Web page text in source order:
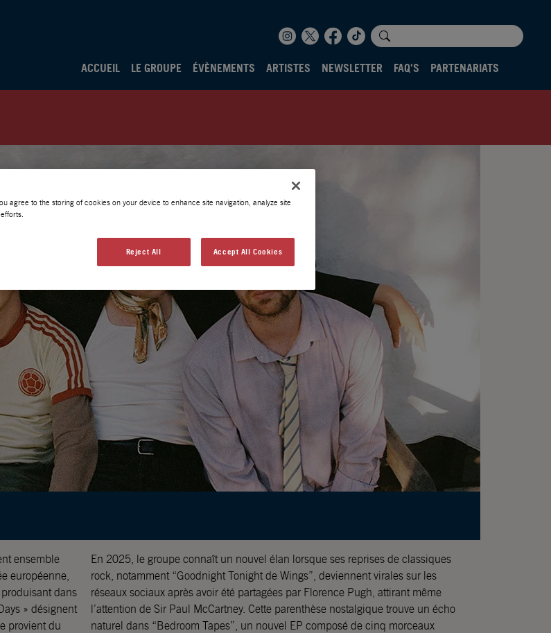
ACCUEIL LE GROUPE ÉVÈNEMENTS ARTISTES NEWSLETTER FAQ'S PARTENARIATS
ensemble
européenne,
dans
» désignent
provient du
En 2025, le groupe connaît un nouvel élan lorsque ses reprises de classiques
rock, notamment “Goodnight Tonight de Wings”, deviennent virales sur les
réseaux sociaux après avoir été partagées par Florence Pugh, attirant même
l’attention de Sir Paul McCartney. Cette parenthèse nostalgique trouve un écho
naturel dans “Bedroom Tapes”, un nouvel EP composé de cinq morceaux
agree to the storing of cookies on your device to enhance site navigation, analyze site
Reject All Accept All Cookies